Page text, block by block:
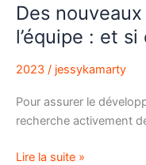
Des
l’équipe : et si
2023 / jessykamarty
Pour assurer le
recherche activement
Lire la suite »